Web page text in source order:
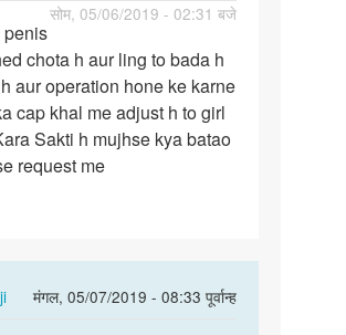
सोम, 05/06/2019 - 02:31 बजे
penis
chota h aur ling to bada h
aur operation hone ke karne
cap khal me adjust h to girl
Sakti h mujhse kya batao
request me
मंगल, 05/07/2019 - 08:33 पूर्वान्ह
In